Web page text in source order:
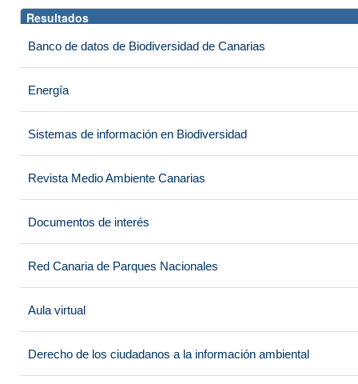
Resultados
Banco de datos de Biodiversidad de Canarias
Energía
Sistemas de información en Biodiversidad
Revista Medio Ambiente Canarias
Documentos de interés
Red Canaria de Parques Nacionales
Aula virtual
Derecho de los ciudadanos a la información ambiental